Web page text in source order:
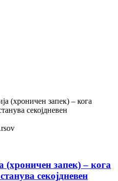
(хроничен запек) – кога
секојдневен